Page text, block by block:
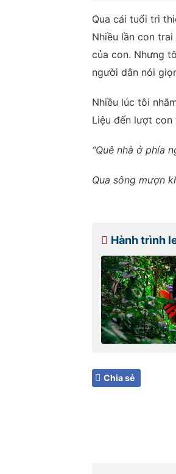
Qua cái tuổi tri
Nhiều lần con
của con. Nhưng
người dân nói
Nhiều lúc tôi
Liệu đến lượt con
“Quê nhà ở phía
Qua sông mượn
Hành trình
Chia sẻ